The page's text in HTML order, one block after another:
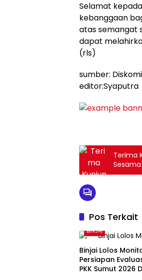
Selamat
kebanggaan
atas semangat
dapat
(rls)
sumber:
editor:Syaputra
Terima
Pos Terkait
BINJAI
Binjai Lolos
Persiapan
PKK Sumut 2026